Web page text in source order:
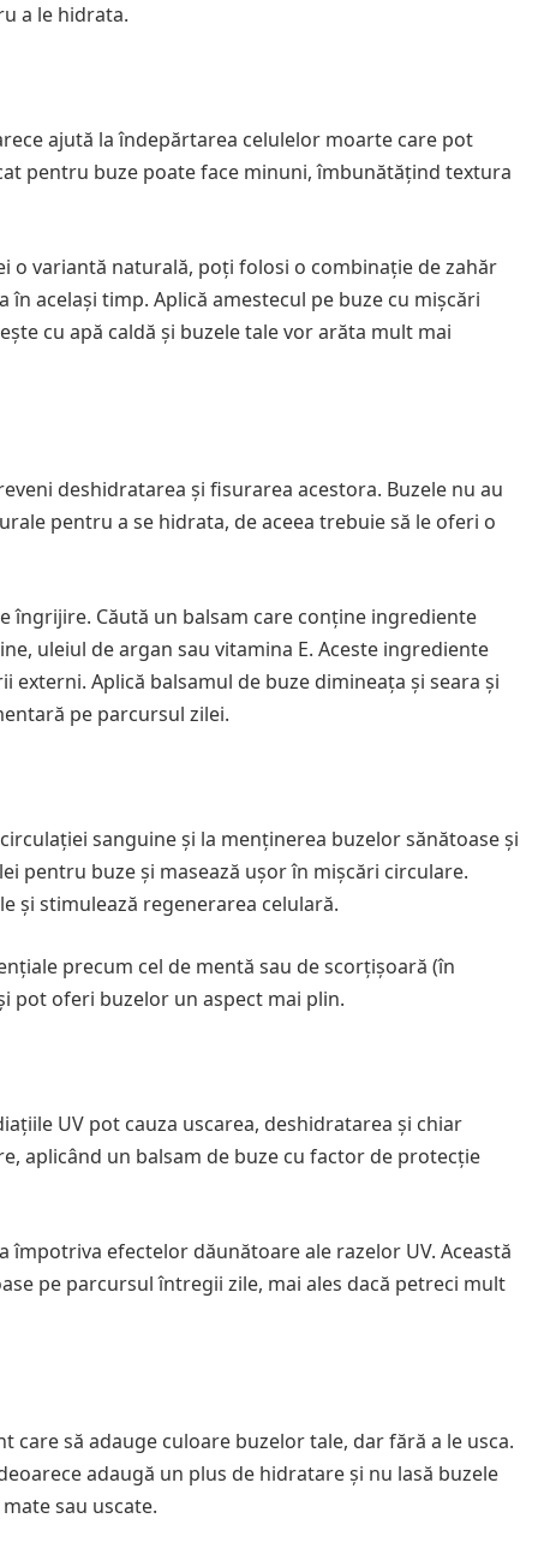
a le hidrata.
ajută la îndepărtarea celulelor moarte care pot
pentru buze poate face minuni, îmbunătățind textura
o variantă naturală, poți folosi o combinație de zahăr
același timp. Aplică amestecul pe buze cu mișcări
cu apă caldă și buzele tale vor arăta mult mai
deshidratarea și fisurarea acestora. Buzele nu au
pentru a se hidrata, de aceea trebuie să le oferi o
îngrijire. Căută un balsam care conține ingrediente
uleiul de argan sau vitamina E. Aceste ingrediente
Aplică balsamul de buze dimineața și seara și
pe parcursul zilei.
sanguine și la menținerea buzelor sănătoase și
pentru buze și masează ușor în mișcări circulare.
și stimulează regenerarea celulară.
precum cel de mentă sau de scorțișoară (în
pot oferi buzelor un aspect mai plin.
UV pot cauza uscarea, deshidratarea și chiar
aplicând un balsam de buze cu factor de protecție
împotriva efectelor dăunătoare ale razelor UV. Această
pe parcursul întregii zile, mai ales dacă petreci mult
să adauge culoare buzelor tale, dar fără a le usca.
adaugă un plus de hidratare și nu lasă buzele
sau uscate.